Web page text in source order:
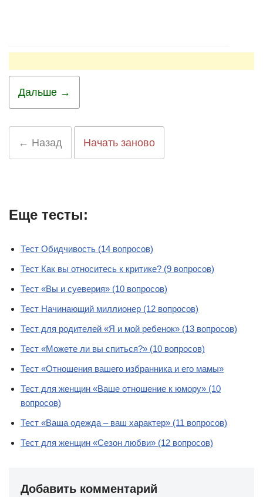
Дальше →
← Назад Начать заново
Еще тесты:
Тест Обидчивость (14 вопросов)
Тест Как вы относитесь к критике? (9 вопросов)
Тест «Вы и суеверия» (10 вопросов)
Тест Начинающий миллионер (12 вопросов)
Тест для родителей «Я и мой ребенок» (13 вопросов)
Тест «Можете ли вы спиться?» (10 вопросов)
Тест «Отношения вашего избранника и его мамы»
Тест для женщин «Ваше отношение к юмору» (10
вопросов)
Тест «Ваша одежда – ваш характер» (11 вопросов)
Тест для женщин «Сезон любви» (12 вопросов)
Добавить комментарий